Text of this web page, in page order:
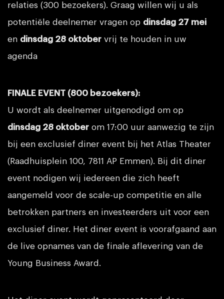
relaties (300 bezoekers). Graag willen wij u als
potentiële deelnemer vragen op dinsdag 27 mei
en dinsdag 28 oktober vrij te houden in uw
agenda
FINALE EVENT (800 bezoekers):
U wordt als deelnemer uitgenodigd om op
dinsdag 28 oktober om 17:00 uur aanwezig te zijn
bij een exclusief diner event bij het Atlas Theater
(Raadhuisplein 100, 7811 AP Emmen). Bij dit diner
event nodigen wij iedereen die zich heeft
aangemeld voor de scale-up competitie en alle
betrokken partners en investeerders uit voor een
exclusief diner. Het diner event is voorafgaand aan
de live opnames van de finale aflevering van de
Young Business Award.